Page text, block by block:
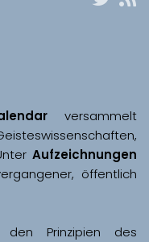
versammelt
Aufzeichnungen
öffentlich
Prinzipien des